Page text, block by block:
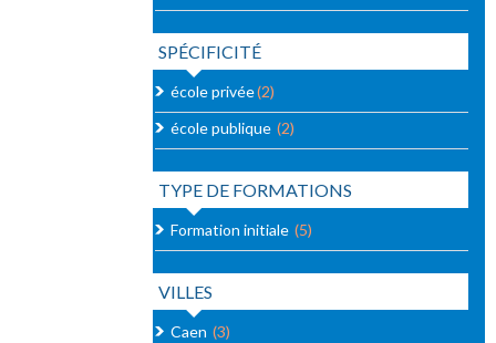
SPÉCIFICITÉ
école privée(2)
école publique (2)
TYPE DE FORMATIONS
Formation initiale (5)
VILLES
Caen (3)